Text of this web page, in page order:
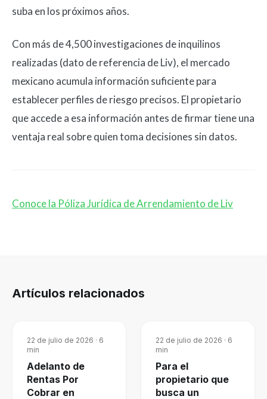
suba en los próximos años.
Con más de 4,500 investigaciones de inquilinos
realizadas (dato de referencia de Liv), el mercado
mexicano acumula información suficiente para
establecer perfiles de riesgo precisos. El propietario
que accede a esa información antes de firmar tiene una
ventaja real sobre quien toma decisiones sin datos.
Conoce la Póliza Jurídica de Arrendamiento de Liv
Artículos relacionados
22 de julio de 2026 · 6
min
Adelanto de
Rentas Por
Cobrar en
22 de julio de 2026 · 6
min
Para el
propietario que
busca un